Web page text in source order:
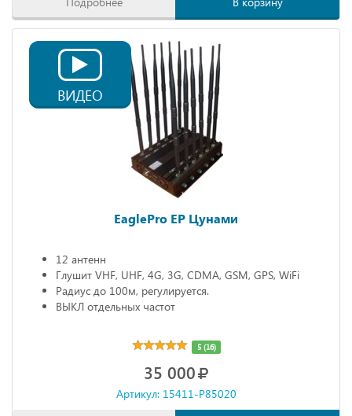
ВИДЕО
EaglePro EP Цунами
12 антенн
Глушит VHF, UHF, 4G, 3G, CDMA, GSM, GPS, WiFi
Радиус до 100м, регулируется.
ВЫКЛ отдельных частот
5 (16)
35 000
Артикул: 15411-P85020